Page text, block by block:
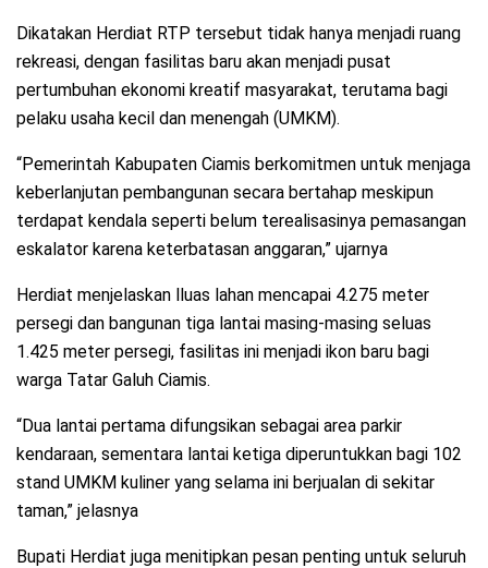
Dikatakan Herdiat RTP tersebut tidak hanya menjadi ruang
rekreasi, dengan fasilitas baru akan menjadi pusat
pertumbuhan ekonomi kreatif masyarakat, terutama bagi
pelaku usaha kecil dan menengah (UMKM).
“Pemerintah Kabupaten Ciamis berkomitmen untuk menjaga
keberlanjutan pembangunan secara bertahap meskipun
terdapat kendala seperti belum terealisasinya pemasangan
eskalator karena keterbatasan anggaran,” ujarnya
Herdiat menjelaskan lluas lahan mencapai 4.275 meter
persegi dan bangunan tiga lantai masing-masing seluas
1.425 meter persegi, fasilitas ini menjadi ikon baru bagi
warga Tatar Galuh Ciamis.
“Dua lantai pertama difungsikan sebagai area parkir
kendaraan, sementara lantai ketiga diperuntukkan bagi 102
stand UMKM kuliner yang selama ini berjualan di sekitar
taman,” jelasnya
Bupati Herdiat juga menitipkan pesan penting untuk seluruh